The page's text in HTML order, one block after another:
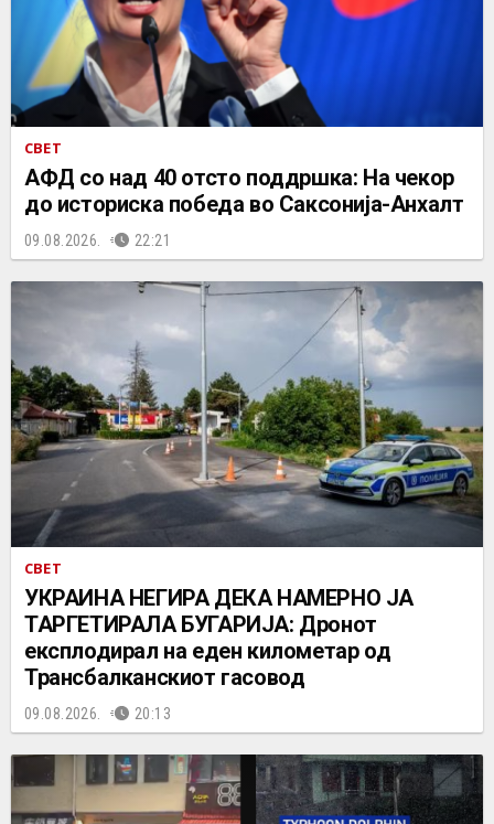
СВЕТ
АФД со над 40 отсто поддршка: На чекор
до историска победа во Саксонија-Анхалт
09.08.2026. 22:21
СВЕТ
УКРАИНА НЕГИРА ДЕКА НАМЕРНО ЈА
ТАРГЕТИРАЛА БУГАРИЈА: Дронот
експлодирал на еден километар од
Трансбалканскиот гасовод
09.08.2026. 20:13